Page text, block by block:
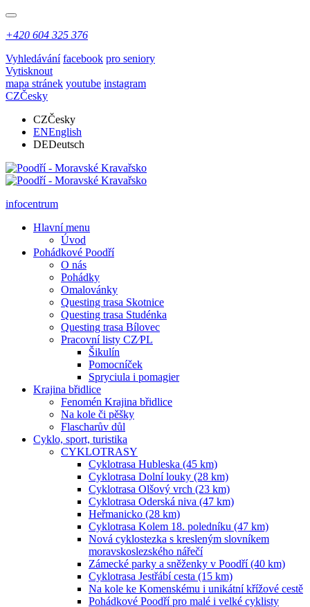
+420 604 325 376
Vyhledávání facebook pro seniory
Vytisknout
mapa stránek youtube instagram
CZČesky
CZČesky
ENEnglish
DEDeutsch
infocentrum
Hlavní menu
Úvod
Pohádkové Poodří
O nás
Pohádky
Omalovánky
Questing trasa Skotnice
Questing trasa Studénka
Questing trasa Bílovec
Pracovní listy CZ⁄PL
Šikulín
Pomocníček
Spryciula i pomagier
Krajina břidlice
Fenomén Krajina břidlice
Na kole či pěšky
Flascharův důl
Cyklo, sport, turistika
CYKLOTRASY
Cyklotrasa Hubleska (45 km)
Cyklotrasa Dolní louky (28 km)
Cyklotrasa Olšový vrch (23 km)
Cyklotrasa Oderská niva (47 km)
Heřmanicko (28 km)
Cyklotrasa Kolem 18. poledníku (47 km)
Nová cyklostezka s kresleným slovníkem
moravskoslezského nářečí
Zámecké parky a sněženky v Poodří (40 km)
Cyklotrasa Jestřábí cesta (15 km)
Na kole ke Komenskému i unikátní křížové cestě
Pohádkové Poodří pro malé i velké cyklisty